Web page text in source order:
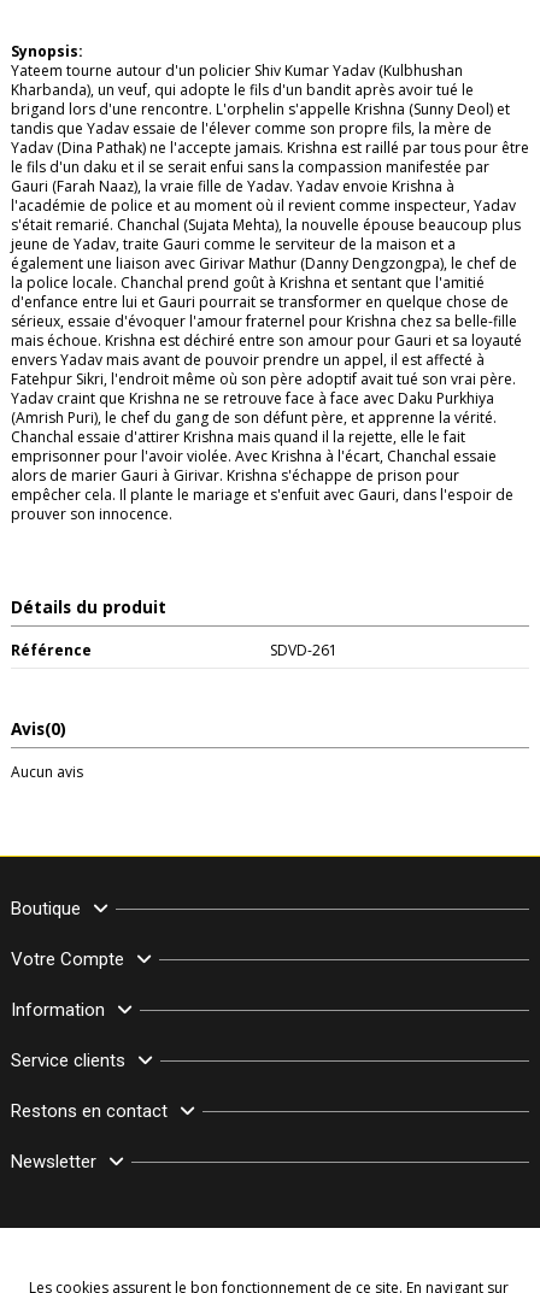
Synopsis:
Yateem tourne autour d'un policier Shiv Kumar Yadav (Kulbhushan
Kharbanda), un veuf, qui adopte le fils d'un bandit après avoir tué le
brigand lors d'une rencontre. L'orphelin s'appelle Krishna (Sunny Deol) et
tandis que Yadav essaie de l'élever comme son propre fils, la mère de
Yadav (Dina Pathak) ne l'accepte jamais. Krishna est raillé par tous pour être
le fils d'un daku et il se serait enfui sans la compassion manifestée par
Gauri (Farah Naaz), la vraie fille de Yadav. Yadav envoie Krishna à
l'académie de police et au moment où il revient comme inspecteur, Yadav
s'était remarié. Chanchal (Sujata Mehta), la nouvelle épouse beaucoup plus
jeune de Yadav, traite Gauri comme le serviteur de la maison et a
également une liaison avec Girivar Mathur (Danny Dengzongpa), le chef de
la police locale. Chanchal prend goût à Krishna et sentant que l'amitié
d'enfance entre lui et Gauri pourrait se transformer en quelque chose de
sérieux, essaie d'évoquer l'amour fraternel pour Krishna chez sa belle-fille
mais échoue. Krishna est déchiré entre son amour pour Gauri et sa loyauté
envers Yadav mais avant de pouvoir prendre un appel, il est affecté à
Fatehpur Sikri, l'endroit même où son père adoptif avait tué son vrai père.
Yadav craint que Krishna ne se retrouve face à face avec Daku Purkhiya
(Amrish Puri), le chef du gang de son défunt père, et apprenne la vérité.
Chanchal essaie d'attirer Krishna mais quand il la rejette, elle le fait
emprisonner pour l'avoir violée. Avec Krishna à l'écart, Chanchal essaie
alors de marier Gauri à Girivar. Krishna s'échappe de prison pour
empêcher cela. Il plante le mariage et s'enfuit avec Gauri, dans l'espoir de
prouver son innocence.
Détails du produit
Référence SDVD-261
Avis(0)
Aucun avis
Boutique
Votre Compte
Information
Service clients
Restons en contact
Newsletter
Les cookies assurent le bon fonctionnement de ce site. En navigant sur